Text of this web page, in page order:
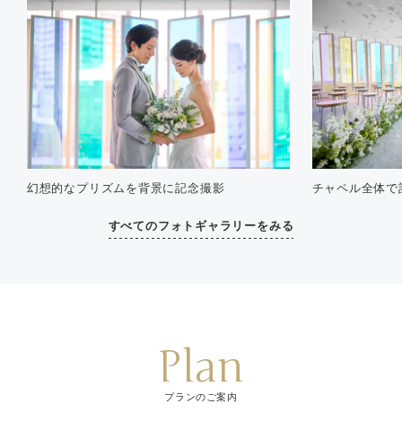
幻想的なプリズムを背景に記念撮影 チャペル全体で
すべてのフォトギャラリーをみる
Plan
プランのご案内